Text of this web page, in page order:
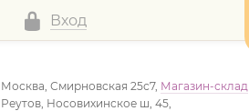
Вход
Москва, Смирновская 25с7, Магазин-склад
Реутов, Носовихинское ш, 45,